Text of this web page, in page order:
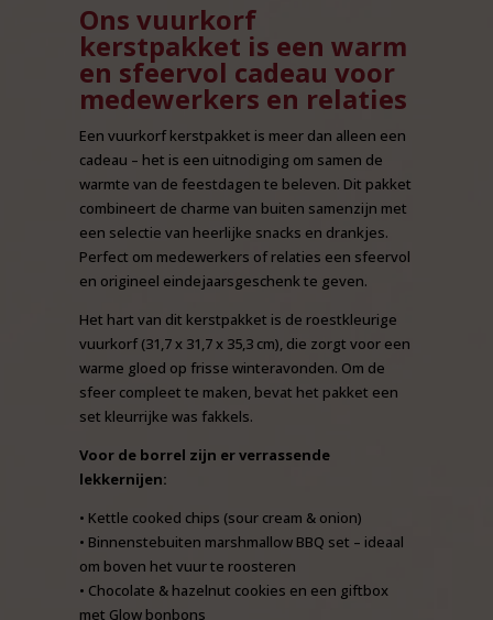
Ons vuurkorf
kerstpakket is een warm
en sfeervol cadeau voor
medewerkers en relaties
Een vuurkorf kerstpakket is meer dan alleen een
cadeau – het is een uitnodiging om samen de
warmte van de feestdagen te beleven. Dit pakket
combineert de charme van buiten samenzijn met
een selectie van heerlijke snacks en drankjes.
Perfect om medewerkers of relaties een sfeervol
en origineel eindejaarsgeschenk te geven.
Het hart van dit kerstpakket is de roestkleurige
vuurkorf (31,7 x 31,7 x 35,3 cm), die zorgt voor een
warme gloed op frisse winteravonden. Om de
sfeer compleet te maken, bevat het pakket een
set kleurrijke was fakkels.
Voor de borrel zijn er verrassende
lekkernijen:
• Kettle cooked chips (sour cream & onion)
• Binnenstebuiten marshmallow BBQ set – ideaal
om boven het vuur te roosteren
• Chocolate & hazelnut cookies en een giftbox
met Glow bonbons